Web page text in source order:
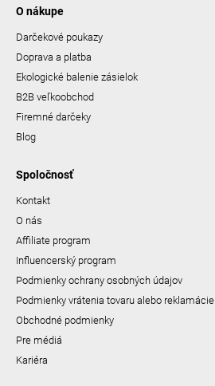
O nákupe
Darčekové poukazy
Doprava a platba
Ekologické balenie zásielok
B2B veľkoobchod
Firemné darčeky
Blog
Spoločnosť
Kontakt
O nás
Affiliate program
Influencerský program
Podmienky ochrany osobných údajov
Podmienky vrátenia tovaru alebo reklamácie
Obchodné podmienky
Pre médiá
Kariéra